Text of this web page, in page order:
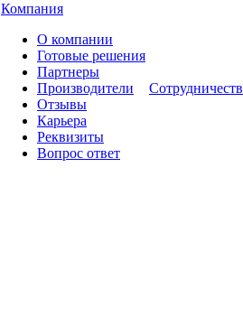
Компания
О компании
Готовые решения
Партнеры
Производители
Отзывы
Карьера
Реквизиты
Вопрос ответ